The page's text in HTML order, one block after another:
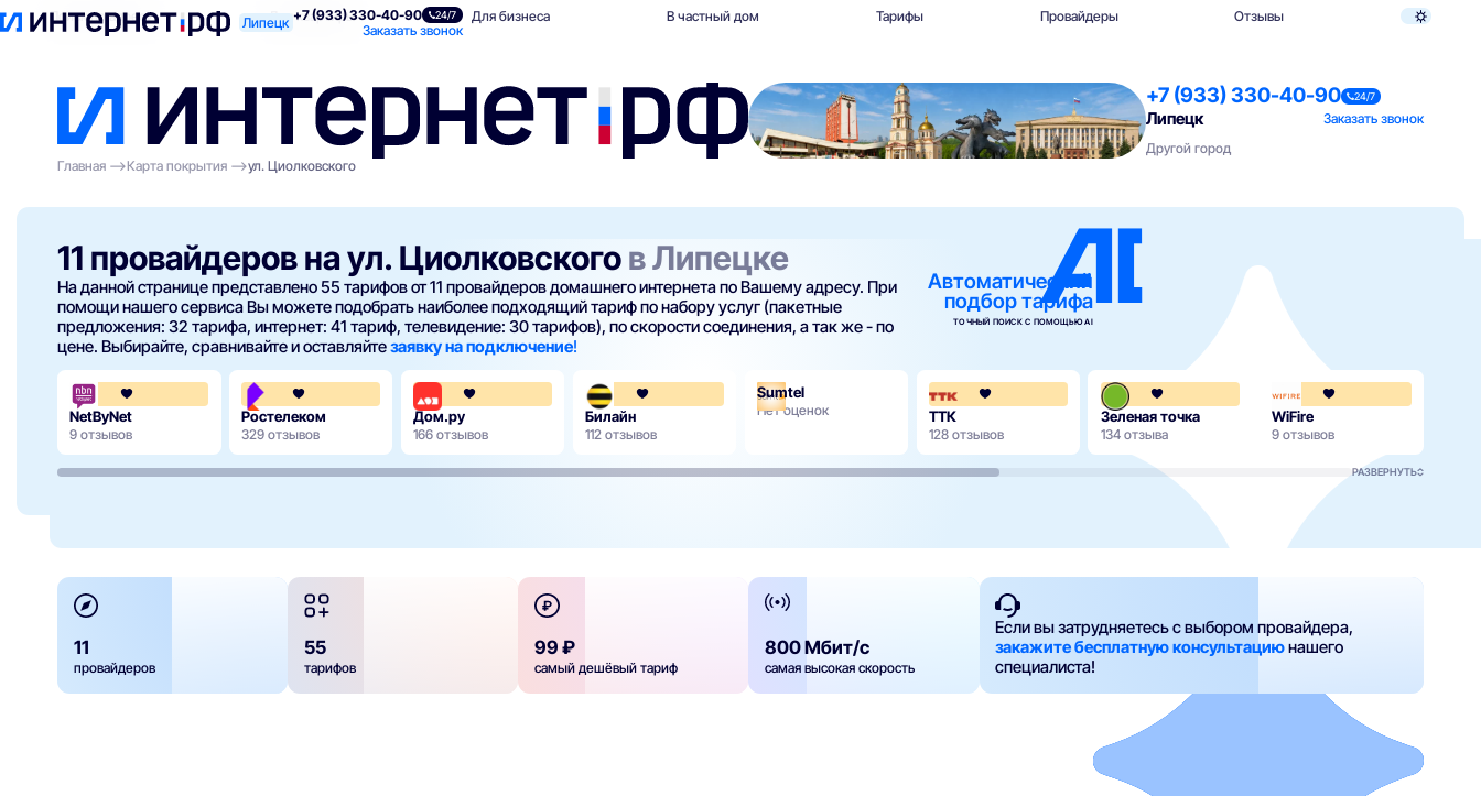
Липецк +7 (933) 330-40-90 24/7
Заказать звонок
Поиск по адресу Для квартиры Для бизнеса В частный дом Тарифы Провайдеры Отзывы
+7 (933) 330-40-90 24/7
Липецк
Заказать звонок
Другой город
Главная
Карта покрытия ул. Циолковского
11 провайдеров на ул. Циолковскогов Липецке
На данной странице представлено 55 тарифов от 11 провайдеров домашнего интернета по Вашему адресу. При
помощи нашего сервиса Вы можете подобрать наиболее подходящий тариф по набору услуг (пакетные
предложения: 32 тарифа, интернет: 41 тариф, телевидение: 30 тарифов), по скорости соединения, а так же - по
цене. Выбирайте, сравнивайте и оставляйтезаявку на подключение!
Автоматический
подбор тарифа
ТОЧНЫЙ ПОИСК С ПОМОЩЬЮ AI
3.7
NetByNet
9 отзывов
3.8
Ростелеком
329 отзывов
4.3
Дом.ру
166 отзывов
Билайн
112 отзывов
Sumtel
Нет оценок
4.2
ТТК
128 отзывов
4.3
Зеленая точка
134 отзыва
WiFire
9 отзывов
РАЗВЕРНУТЬ
11
провайдеров
55
тарифов
99 ₽
самый дешёвый тариф
800 Мбит/с
самая высокая скорость
Если вы затрудняетесь с выбором провайдера,
закажите бесплатную консультациюнашего
специалиста!